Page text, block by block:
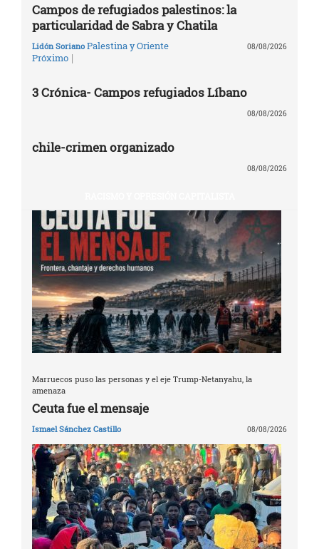
Campos de refugiados palestinos: la
particularidad de Sabra y Chatila
Lidón Soriano Palestina y Oriente
Próximo |
08/08/2026
3 Crónica- Campos refugiados Líbano
08/08/2026
chile-crimen organizado
08/08/2026
Marruecos puso las personas y el eje Trump-Netanyahu, la
amenaza
Ceuta fue el mensaje
Ismael Sánchez Castillo 08/08/2026